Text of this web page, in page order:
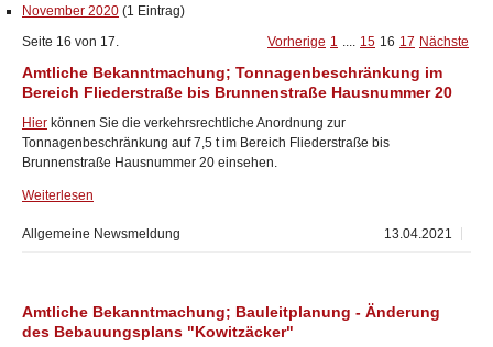
November 2020 (1 Eintrag)
Seite 16 von 17.
Vorherige 1 .... 15 16 17 Nächste
Amtliche Bekanntmachung; Tonnagenbeschränkung im
Bereich Fliederstraße bis Brunnenstraße Hausnummer 20
Hier können Sie die verkehrsrechtliche Anordnung zur
Tonnagenbeschränkung auf 7,5 t im Bereich Fliederstraße bis
Brunnenstraße Hausnummer 20 einsehen.
Weiterlesen
13.04.2021
Allgemeine Newsmeldung
Amtliche Bekanntmachung; Bauleitplanung - Änderung
des Bebauungsplans "Kowitzäcker"